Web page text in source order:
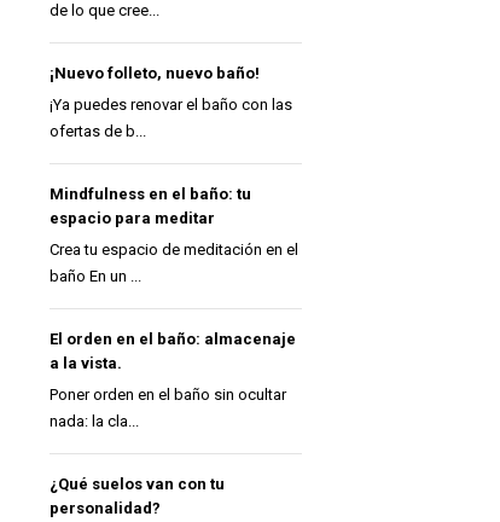
de lo que cree...
¡Nuevo folleto, nuevo baño!
¡Ya puedes renovar el baño con las
ofertas de b...
Mindfulness en el baño: tu
espacio para meditar
Crea tu espacio de meditación en el
baño En un ...
El orden en el baño: almacenaje
a la vista.
Poner orden en el baño sin ocultar
nada: la cla...
¿Qué suelos van con tu
personalidad?